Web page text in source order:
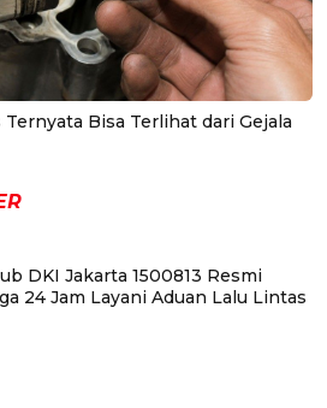
Bisa Terlihat dari Gejala
DKI Jakarta 1500813 Resmi
24 Jam Layani Aduan Lalu Lintas